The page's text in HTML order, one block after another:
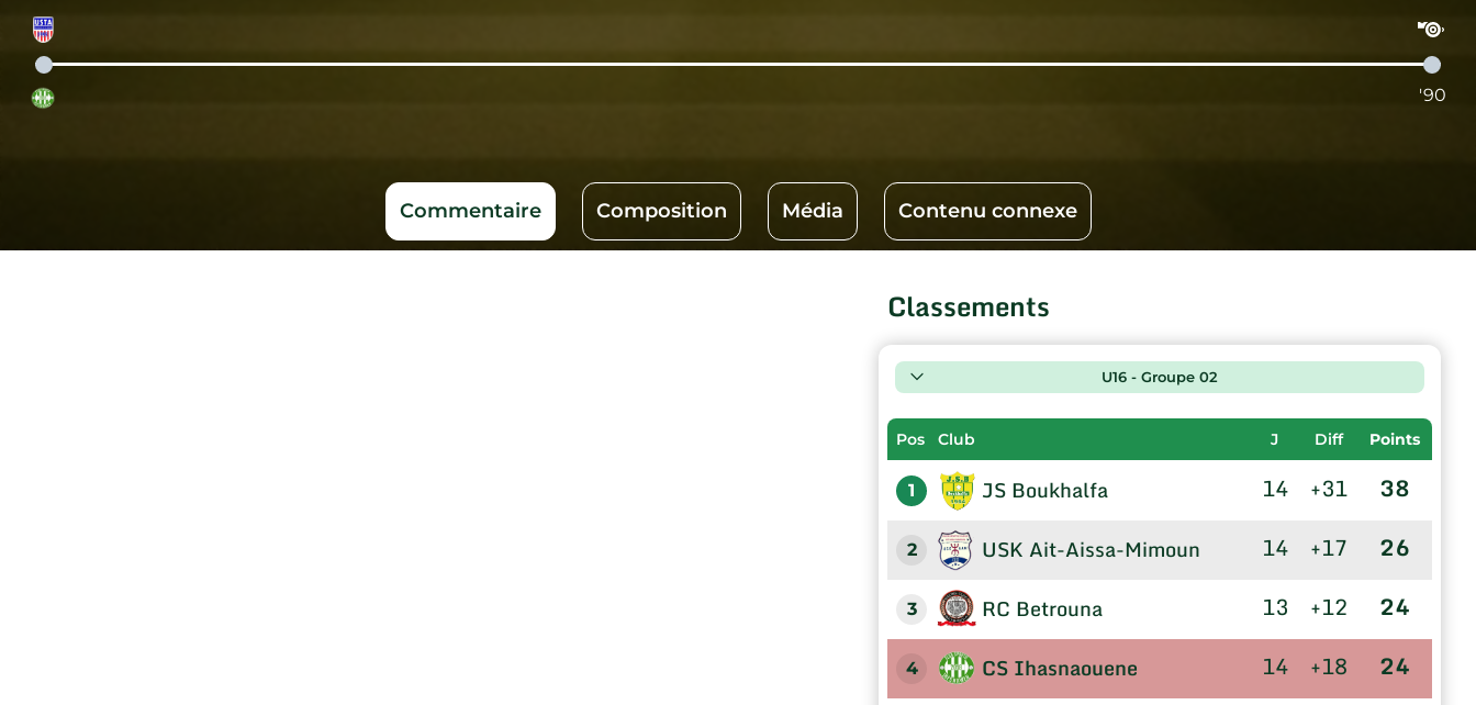
'90
Commentaire Composition Média Contenu connexe
Classements
U16 - Groupe 02
Pos Club J Diff Points
1 JS Boukhalfa 14 +31 38
2 USK Ait-Aissa-Mimoun 14 +17 26
3 RC Betrouna 13 +12 24
4 CS Ihasnaouene 14 +18 24